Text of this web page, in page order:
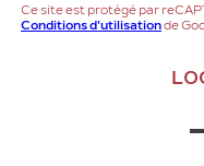
Ce site est protégé par
Conditions d'utilisationde